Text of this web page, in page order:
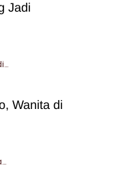
Jadi
Wanita di